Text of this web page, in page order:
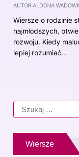
AUTOR:ALDONA
Wiersze o rodzinie
najmłodszych,
rozwoju. Kiedy
lepiej rozumieć…
Wiersze